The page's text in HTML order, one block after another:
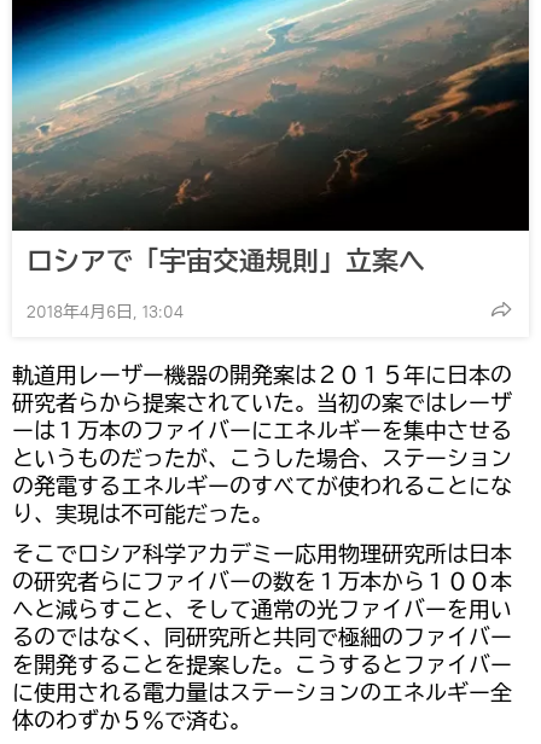
ロシアで「宇宙交通規則」立案へ
2018年4月6日, 13:04
軌道用レーザー機器の開発案は２０１５年に日本の
研究者らから提案されていた。当初の案ではレーザ
ーは１万本のファイバーにエネルギーを集中させる
というものだったが、こうした場合、ステーション
の発電するエネルギーのすべてが使われることにな
り、実現は不可能だった。
そこでロシア科学アカデミー応用物理研究所は日本
の研究者らにファイバーの数を１万本から１００本
へと減らすこと、そして通常の光ファイバーを用い
るのではなく、同研究所と共同で極細のファイバー
を開発することを提案した。こうするとファイバー
に使用される電力量はステーションのエネルギー全
体のわずか５％で済む。